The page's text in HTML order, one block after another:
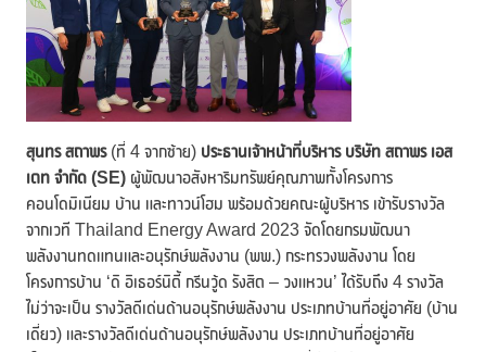
สุนทร สถาพร (ที่ 4 จากซ้าย) ประธานเจ้าหน้าที่บริหาร บริษัท สถาพร เอส
เตท จำกัด (SE) ผู้พัฒนาอสังหาริมทรัพย์คุณภาพทั้งโครงการ
คอนโดมิเนียม บ้าน และทาวน์โฮม พร้อมด้วยคณะผู้บริหาร เข้ารับรางวัล
จากเวที Thailand Energy Award 2023 จัดโดยกรมพัฒนา
พลังงานทดแทนและอนุรักษ์พลังงาน (พพ.) กระทรวงพลังงาน โดย
โครงการบ้าน ‘ดิ อิเธอร์นิตี้ กรีนวู้ด รังสิต – วงแหวน’ ได้รับถึง 4 รางวัล
ไม่ว่าจะเป็น รางวัลดีเด่นด้านอนุรักษ์พลังงาน ประเภทบ้านที่อยู่อาศัย (บ้าน
เดี่ยว) และรางวัลดีเด่นด้านอนุรักษ์พลังงาน ประเภทบ้านที่อยู่อาศัย